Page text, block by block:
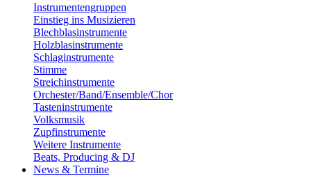
Instrumentengruppen
Einstieg ins Musizieren
Blechblasinstrumente
Holzblasinstrumente
Schlaginstrumente
Stimme
Streichinstrumente
Orchester/Band/Ensemble/Chor
Tasteninstrumente
Volksmusik
Zupfinstrumente
Weitere Instrumente
Beats, Producing & DJ
News & Termine